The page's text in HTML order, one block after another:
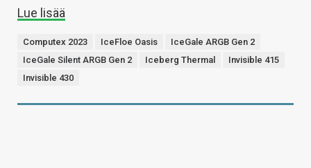
Lue lisää
Computex 2023 IceFloe Oasis
IceGale ARGB Gen 2
IceGale Silent ARGB Gen 2
Iceberg Thermal
Invisible 415
Invisible 430